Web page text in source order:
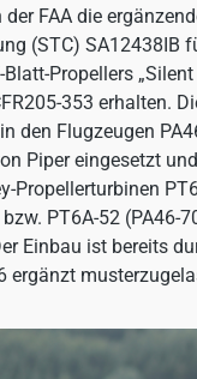
FAA die
(STC) SA12438IB
Propellers
353 erhalten.
den Flugzeugen
Piper eingesetzt
Propellerturbinen
PT6A-52 (PA46-
Einbau ist bereits
ergänzt